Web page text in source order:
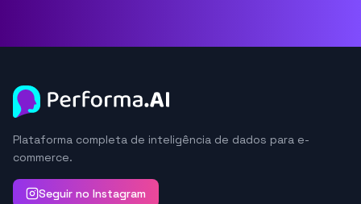
Plataforma completa de inteligência de dados para e-
commerce.
Seguir no Instagram